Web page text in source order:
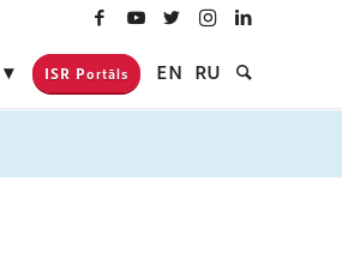
ISR Portāls EN RU